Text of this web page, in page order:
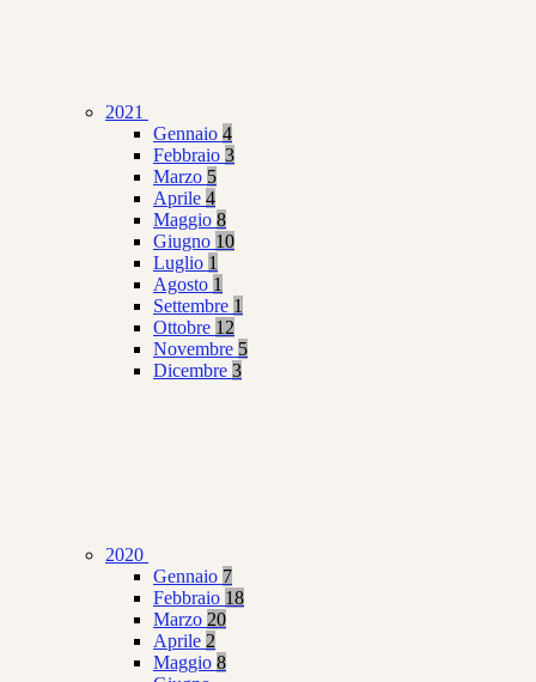
2021
Gennaio 4
Febbraio 3
Marzo 5
Aprile 4
Maggio 8
Giugno 10
Luglio 1
Agosto 1
Settembre 1
Ottobre 12
Novembre 5
Dicembre 3
2020
Gennaio 7
Febbraio 18
Marzo 20
Aprile 2
Maggio 8